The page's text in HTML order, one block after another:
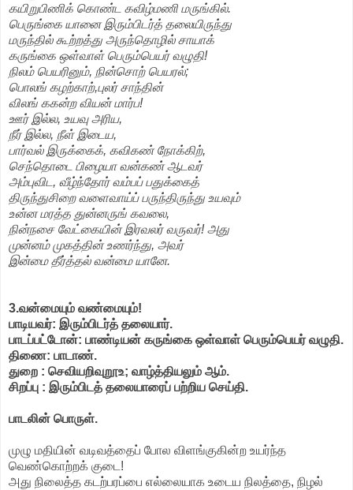
கயிறுபிணிக் கொண்ட கவிழ்மணி மருங்கில்.
பெருங்கை யானை இரும்பிடர்த் தலையிருந்து
மருந்தில் கூற்றத்து அருந்தொழில் சாயாக்
கருங்கை ஒள்வாள் பெரும்பெயர் வழுதி!
நிலம் பெயரினும், நின்சொற் பெயரல்;
பொலங் கழற்காற்,புலர் சாந்தின்
விலங் ககன்ற வியன் மார்ப!
ஊர் இல்ல, உயவு அரிய,
நீர் இல்ல, நீள் இடைய,
பார்வல் இருக்கைக், கவிகண் நோக்கிற்,
செந்தொடை பிழையா வன்கண் ஆடவர்
அம்புவிட, வீழ்ந்தோர் வம்பப் பதுக்கைத்
திருந்துசிறை வளைவாய்ப் பருந்திருந்து உயவும்
உன்ன மரத்த துன்னருங் கவலை,
நின்நசை வேட்கையின் இரவலர் வருவர்! அது
முன்னம் முகத்தின் உணர்ந்து, அவர்
இன்மை தீர்த்தல் வன்மை யானே.
3.வன்மையும் வண்மையும்!
பாடியவர்: இரும்பிடர்த் தலையார்.
பாடப்பட்டோன்: பாண்டியன் கருங்கை ஒள்வாள் பெரும்பெயர் வழுதி.
திணை: பாடாண்.
துறை : செவியறிவுறூஉ; வாழ்த்தியலும் ஆம்.
சிறப்பு : இரும்பிடத் தலையாரைப் பற்றிய செய்தி.
பாடலின் பொருள்.
முழு மதியின் வடிவத்தைப் போல விளங்குகின்ற உயர்ந்த
வெண்கொற்றக் குடை!
அது நிலைத்த கடற்பரப்பை எல்லையாக உடைய நிலத்தை, நிழல்